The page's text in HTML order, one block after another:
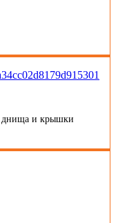
днища и крышки